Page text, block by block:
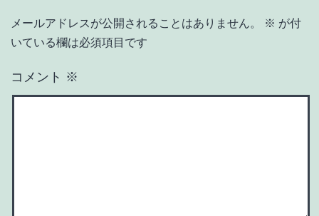
メールアドレスが公開されることはありません。 ※ が付
いている欄は必須項目です
コメント ※